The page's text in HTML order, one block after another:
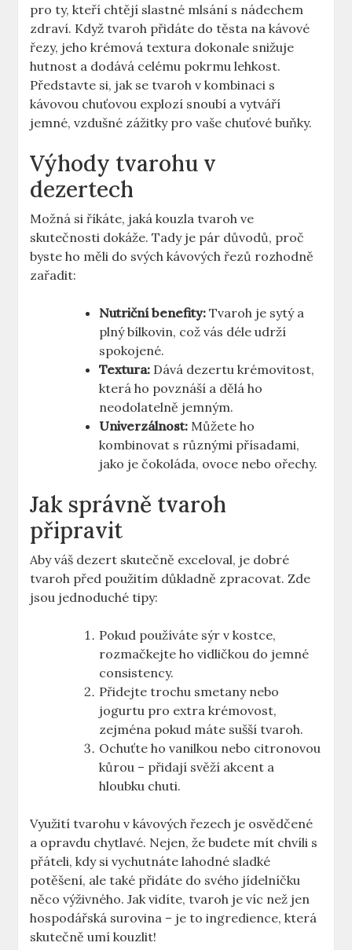
pro ty, kteří chtějí slastné mlsání s nádechem
zdraví. Když tvaroh přidáte do těsta na kávové
řezy, jeho krémová textura dokonale snižuje
hutnost a dodává celému pokrmu lehkost.
Představte si, jak se tvaroh v kombinaci s
kávovou chuťovou explozí snoubí a vytváří
jemné, vzdušné zážitky pro vaše chuťové buňky.
Výhody tvarohu v
dezertech
Možná si říkáte, jaká kouzla tvaroh ve
skutečnosti dokáže. Tady je pár důvodů, proč
byste ho měli do svých kávových řezů rozhodně
zařadit:
Nutriční benefity: Tvaroh je sytý a
plný bílkovin, což vás déle udrží
spokojené.
Textura: Dává dezertu krémovitost,
která ho povznáší a dělá ho
neodolatelně jemným.
Univerzálnost: Můžete ho
kombinovat s různými přísadami,
jako je čokoláda, ovoce nebo ořechy.
Jak správně tvaroh
připravit
Aby váš dezert skutečně exceloval, je dobré
tvaroh před použitím důkladně zpracovat. Zde
jsou jednoduché tipy:
Pokud používáte sýr v kostce,
rozmačkejte ho vidličkou do jemné
consistency.
Přidejte trochu smetany nebo
jogurtu pro extra krémovost,
zejména pokud máte sušší tvaroh.
Ochuťte ho vanilkou nebo citronovou
kůrou – přidají svěží akcent a
hloubku chuti.
Využití tvarohu v kávových řezech je osvědčené
a opravdu chytlavé. Nejen, že budete mít chvíli s
přáteli, kdy si vychutnáte lahodné sladké
potěšení, ale také přidáte do svého jídelníčku
něco výživného. Jak vidíte, tvaroh je víc než jen
hospodářská surovina – je to ingredience, která
skutečně umí kouzlit!